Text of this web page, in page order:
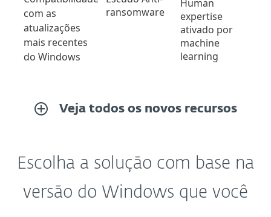
com as
atualizações
mais recentes
do Windows
ransomware
Human
expertise
ativado por
machine
learning
Veja todos os novos recursos
Escolha a solução com base na
versão do Windows que você